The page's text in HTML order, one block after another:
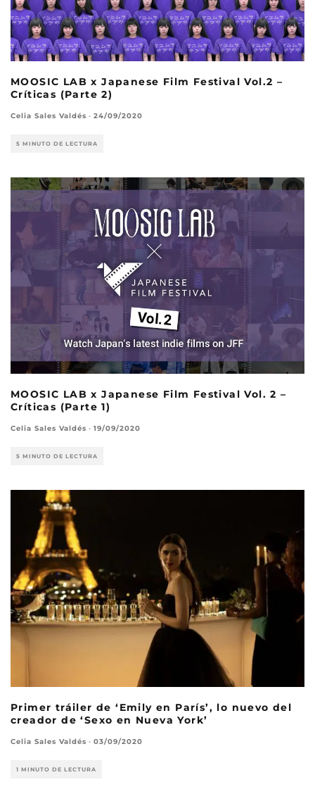
MOOSIC LAB x Japanese Film Festival Vol.2 –
Críticas (Parte 2)
Celia Sales Valdés · 24/09/2020
5 MINUTO DE LECTURA
MOOSIC LAB x Japanese Film Festival Vol. 2 –
Críticas (Parte 1)
Celia Sales Valdés · 19/09/2020
5 MINUTO DE LECTURA
Primer tráiler de ‘Emily en París’, lo nuevo del
creador de ‘Sexo en Nueva York’
Celia Sales Valdés · 03/09/2020
1 MINUTO DE LECTURA